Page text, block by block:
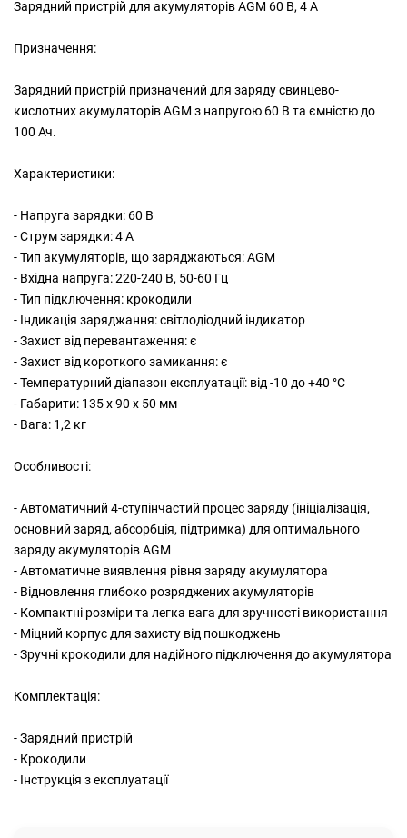
Зарядний пристрiй для акумуляторів AGM 60 В, 4 А
Призначення:
Зарядний пристрій призначений для заряду свинцево-
кислотних акумуляторів AGM з напругою 60 В та ємністю до
100 Ач.
Характеристики:
- Напруга зарядки: 60 В
- Струм зарядки: 4 А
- Тип акумуляторів, що заряджаються: AGM
- Вхідна напруга: 220-240 В, 50-60 Гц
- Тип підключення: крокодили
- Індикація заряджання: світлодіодний індикатор
- Захист від перевантаження: є
- Захист від короткого замикання: є
- Температурний діапазон експлуатації: від -10 до +40 °C
- Габарити: 135 x 90 x 50 мм
- Вага: 1,2 кг
Особливості:
- Автоматичний 4-ступінчастий процес заряду (ініціалізація,
основний заряд, абсорбція, підтримка) для оптимального
заряду акумуляторів AGM
- Автоматичне виявлення рівня заряду акумулятора
- Відновлення глибоко розряджених акумуляторів
- Компактні розміри та легка вага для зручності використання
- Міцний корпус для захисту від пошкоджень
- Зручні крокодили для надійного підключення до акумулятора
Комплектація:
- Зарядний пристрій
- Крокодили
- Інструкція з експлуатації